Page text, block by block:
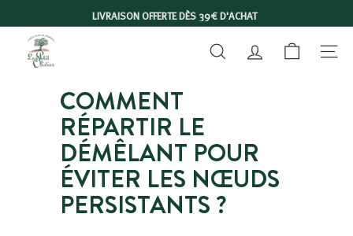
au
contenu
Diaporama
LIVRAISON OFFERTE DÈS 39€ D'ACHAT
RECHERCHERCOMPTE
COMMENT
RÉPARTIR LE
DÉMÊLANT POUR
ÉVITER LES NŒUDS
PERSISTANTS ?